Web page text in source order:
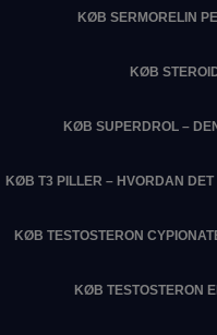
KØB SERMORELIN
KØB
KØB SUPERDROL –
KØB T3 PILLER – HVORDAN
KØB TESTOSTERON
KØB TESTOSTERON